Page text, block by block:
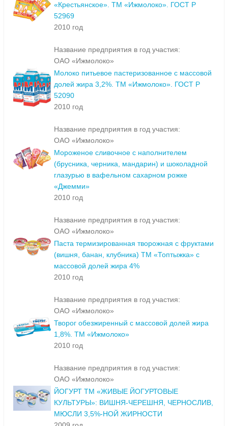
«Крестьянское». ТМ «Ижмолоко». ГОСТ Р
52969
2010 год
Название предприятия в год участия:
ОАО «Ижмолоко»
Молоко питьевое пастеризованное с массовой
долей жира 3,2%. ТМ «Ижмолоко». ГОСТ Р
52090
2010 год
Название предприятия в год участия:
ОАО «Ижмолоко»
Мороженое сливочное с наполнителем
(брусника, черника, мандарин) и шоколадной
глазурью в вафельном сахарном рожке
«Джемми»
2010 год
Название предприятия в год участия:
ОАО «Ижмолоко»
Паста термизированная творожная с фруктами
(вишня, банан, клубника) ТМ «Топтыжка» с
массовой долей жира 4%
2010 год
Название предприятия в год участия:
ОАО «Ижмолоко»
Творог обезжиренный с массовой долей жира
1,8%. ТМ «Ижмолоко»
2010 год
Название предприятия в год участия:
ОАО «Ижмолоко»
ЙОГУРТ ТМ «ЖИВЫЕ ЙОГУРТОВЫЕ
КУЛЬТУРЫ»: ВИШНЯ-ЧЕРЕШНЯ, ЧЕРНОСЛИВ,
МЮСЛИ 3,5%-НОЙ ЖИРНОСТИ